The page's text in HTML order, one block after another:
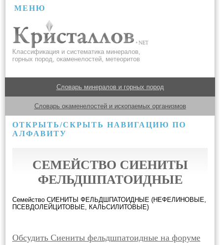
МЕНЮ
Классификация и систематика минералов,
горных пород, окаменелостей, метеоритов
Словарь минералов и горных пород
Словарь окаменелостей и ископаемых организмов
ОТКРЫТЬ/СКРЫТЬ НАВИГАЦИЮ ПО
АЛФАВИТУ
СЕМЕЙСТВО СИЕНИТЫ
ФЕЛЬДШПАТОИДНЫЕ
Семейство СИЕНИТЫ ФЕЛЬДШПАТОИДНЫЕ (НЕФЕЛИНОВЫЕ,
ПСЕВДОЛЕЙЦИТОВЫЕ, КАЛЬСИЛИТОВЫЕ)
Обсудить Сиениты фельдшпатоидные на форуме